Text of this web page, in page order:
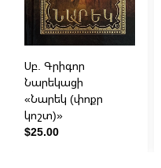
Սբ. Գրիգոր
Նարեկացի
«Նարեկ (փոքր
կոշտ)»
$25.00